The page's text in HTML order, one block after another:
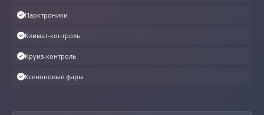
Парктроники
Климат-контроль
Круиз-контроль
Ксеноновые фары